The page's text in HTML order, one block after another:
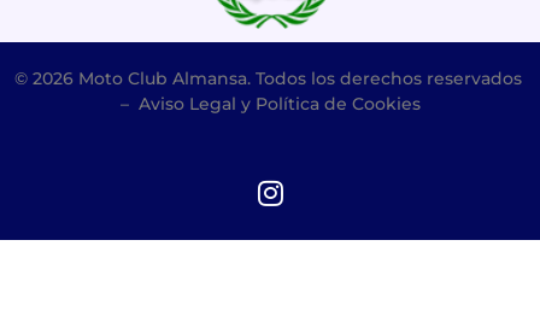
© 2026 Moto Club Almansa. Todos los derechos reservados
– Aviso Legal y Política de Cookies